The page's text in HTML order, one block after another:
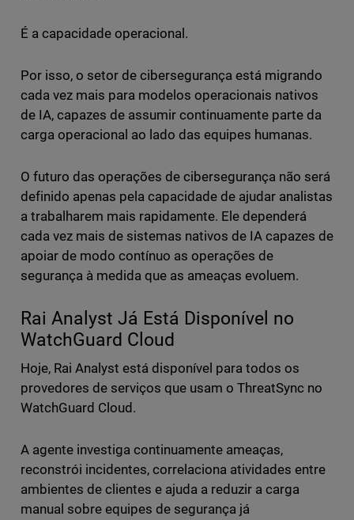
É a capacidade operacional.
Por isso, o setor de cibersegurança está migrando
cada vez mais para modelos operacionais nativos
de IA, capazes de assumir continuamente parte da
carga operacional ao lado das equipes humanas.
O futuro das operações de cibersegurança não será
definido apenas pela capacidade de ajudar analistas
a trabalharem mais rapidamente. Ele dependerá
cada vez mais de sistemas nativos de IA capazes de
apoiar de modo contínuo as operações de
segurança à medida que as ameaças evoluem.
Rai Analyst Já Está Disponível no
WatchGuard Cloud
Hoje, Rai Analyst está disponível para todos os
provedores de serviços que usam o ThreatSync no
WatchGuard Cloud.
A agente investiga continuamente ameaças,
reconstrói incidentes, correlaciona atividades entre
ambientes de clientes e ajuda a reduzir a carga
manual sobre equipes de segurança já